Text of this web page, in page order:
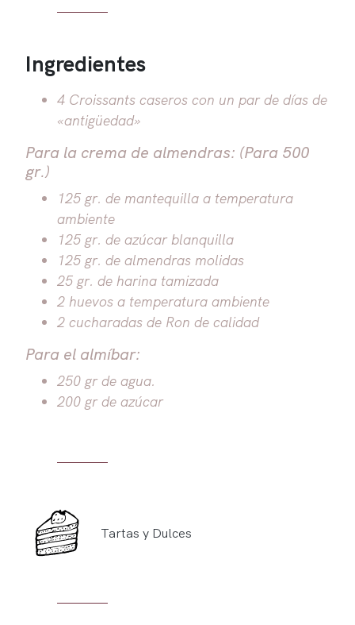
Ingredientes
4 Croissants caseros con un par de días de
«antigüedad»
Para la crema de almendras: (Para 500
gr.)
125 gr. de mantequilla a temperatura
ambiente
125 gr. de azúcar blanquilla
125 gr. de almendras molidas
25 gr. de harina tamizada
2 huevos a temperatura ambiente
2 cucharadas de Ron de calidad
Para el almíbar:
250 gr de agua.
200 gr de azúcar
Tartas y Dulces